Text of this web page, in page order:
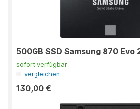
500GB SSD Samsung 870 Evo
sofort verfügbar
vergleichen
130,00 €